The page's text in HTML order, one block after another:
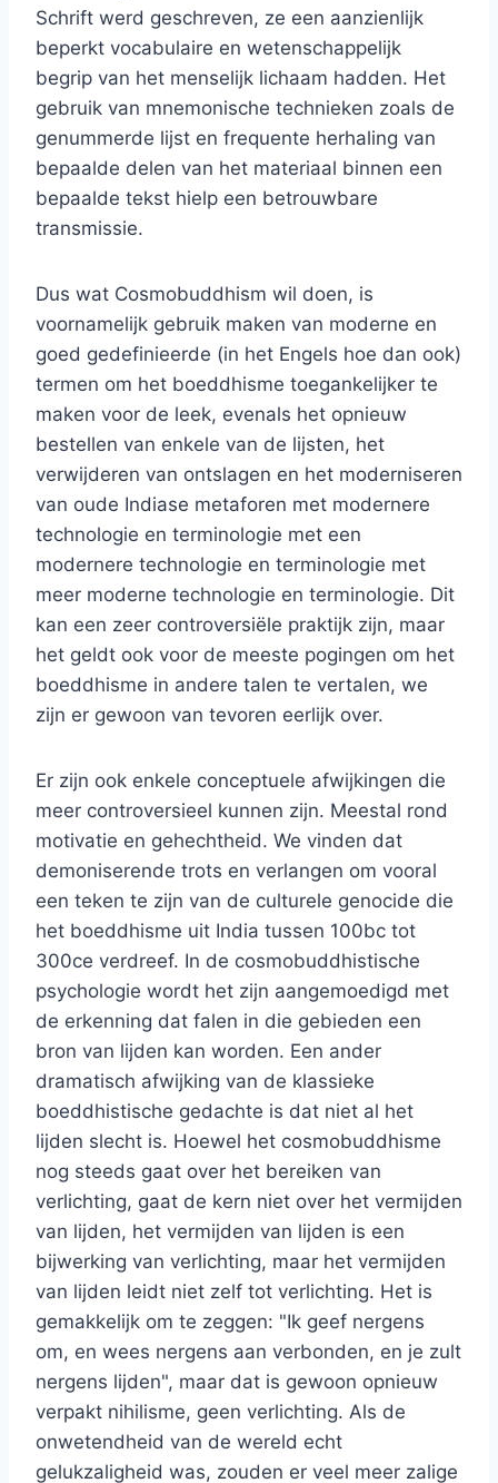
Schrift werd geschreven, ze een aanzienlijk
beperkt vocabulaire en wetenschappelijk
begrip van het menselijk lichaam hadden. Het
gebruik van mnemonische technieken zoals de
genummerde lijst en frequente herhaling van
bepaalde delen van het materiaal binnen een
bepaalde tekst hielp een betrouwbare
transmissie.
Dus wat Cosmobuddhism wil doen, is
voornamelijk gebruik maken van moderne en
goed gedefinieerde (in het Engels hoe dan ook)
termen om het boeddhisme toegankelijker te
maken voor de leek, evenals het opnieuw
bestellen van enkele van de lijsten, het
verwijderen van ontslagen en het moderniseren
van oude Indiase metaforen met modernere
technologie en terminologie met een
modernere technologie en terminologie met
meer moderne technologie en terminologie. Dit
kan een zeer controversiële praktijk zijn, maar
het geldt ook voor de meeste pogingen om het
boeddhisme in andere talen te vertalen, we
zijn er gewoon van tevoren eerlijk over.
Er zijn ook enkele conceptuele afwijkingen die
meer controversieel kunnen zijn. Meestal rond
motivatie en gehechtheid. We vinden dat
demoniserende trots en verlangen om vooral
een teken te zijn van de culturele genocide die
het boeddhisme uit India tussen 100bc tot
300ce verdreef. In de cosmobuddhistische
psychologie wordt het zijn aangemoedigd met
de erkenning dat falen in die gebieden een
bron van lijden kan worden. Een ander
dramatisch afwijking van de klassieke
boeddhistische gedachte is dat niet al het
lijden slecht is. Hoewel het cosmobuddhisme
nog steeds gaat over het bereiken van
verlichting, gaat de kern niet over het vermijden
van lijden, het vermijden van lijden is een
bijwerking van verlichting, maar het vermijden
van lijden leidt niet zelf tot verlichting. Het is
gemakkelijk om te zeggen: "Ik geef nergens
om, en wees nergens aan verbonden, en je zult
nergens lijden", maar dat is gewoon opnieuw
verpakt nihilisme, geen verlichting. Als de
onwetendheid van de wereld echt
gelukzaligheid was, zouden er veel meer zalige